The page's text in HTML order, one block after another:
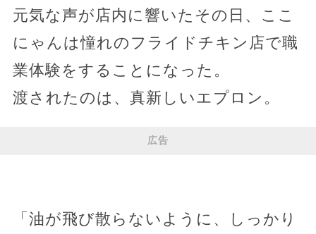
元気な声が店内に響いたその日、ここ
にゃんは憧れのフライドチキン店で職
業体験をすることになった。
渡されたのは、真新しいエプロン。
広告
「油が飛び散らないように、しっかり